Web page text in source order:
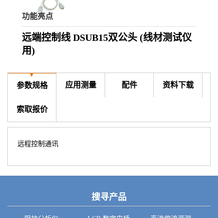
功能亮点
远端控制线 DSUB15双公头 (线材测试仪
用)
参数规格
▼
应用测量 配件 资料下载
索取报价
远程控制通讯
搜寻产品